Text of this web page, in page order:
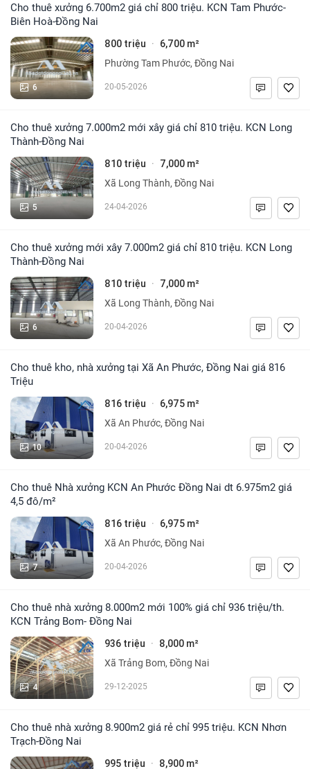
Cho thuê xưởng 6.700m2 giá chỉ 800 triệu. KCN Tam Phước-
Biên Hoà-Đồng Nai
6
800 triệu · 6,700 m²
Phường Tam Phước, Đồng Nai
20-05-2026
Cho thuê xưởng 7.000m2 mới xây giá chỉ 810 triệu. KCN Long
Thành-Đồng Nai
5
810 triệu · 7,000 m²
Xã Long Thành, Đồng Nai
24-04-2026
Cho thuê xưởng mới xây 7.000m2 giá chỉ 810 triệu. KCN Long
Thành-Đồng Nai
6
810 triệu · 7,000 m²
Xã Long Thành, Đồng Nai
20-04-2026
Cho thuê kho, nhà xưởng tại Xã An Phước, Đồng Nai giá 816
Triệu
10
816 triệu · 6,975 m²
Xã An Phước, Đồng Nai
20-04-2026
Cho thuê Nhà xưởng KCN An Phước Đồng Nai dt 6.975m2 giá
4,5 đô/m²
7
816 triệu · 6,975 m²
Xã An Phước, Đồng Nai
20-04-2026
Cho thuê nhà xưởng 8.000m2 mới 100% giá chỉ 936 triệu/th.
KCN Trảng Bom- Đồng Nai
4
936 triệu · 8,000 m²
Xã Trảng Bom, Đồng Nai
29-12-2025
Cho thuê nhà xưởng 8.900m2 giá rẻ chỉ 995 triệu. KCN Nhơn
Trạch-Đồng Nai
995 triệu
· 8,900 m²